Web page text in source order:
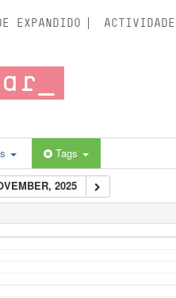
EXPANDIDO
Tags
2025